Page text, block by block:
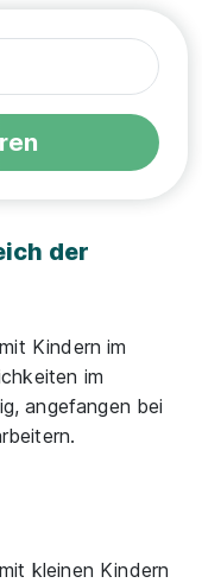
der
Kindern im
im
angefangen bei
kleinen Kindern